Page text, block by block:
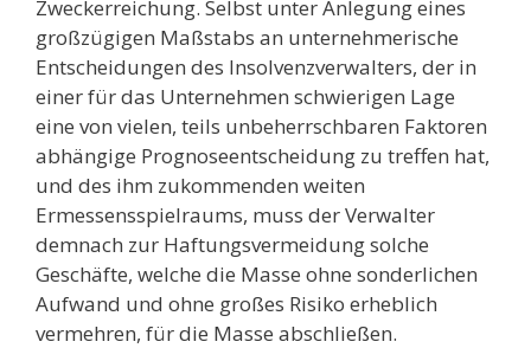
Zweckerreichung. Selbst unter Anlegung eines
großzügigen Maßstabs an unternehmerische
Entscheidungen des Insolvenzverwalters, der in
einer für das Unternehmen schwierigen Lage
eine von vielen, teils unbeherrschbaren Faktoren
abhängige Prognoseentscheidung zu treffen hat,
und des ihm zukommenden weiten
Ermessensspielraums, muss der Verwalter
demnach zur Haftungsvermeidung solche
Geschäfte, welche die Masse ohne sonderlichen
Aufwand und ohne großes Risiko erheblich
vermehren, für die Masse abschließen.